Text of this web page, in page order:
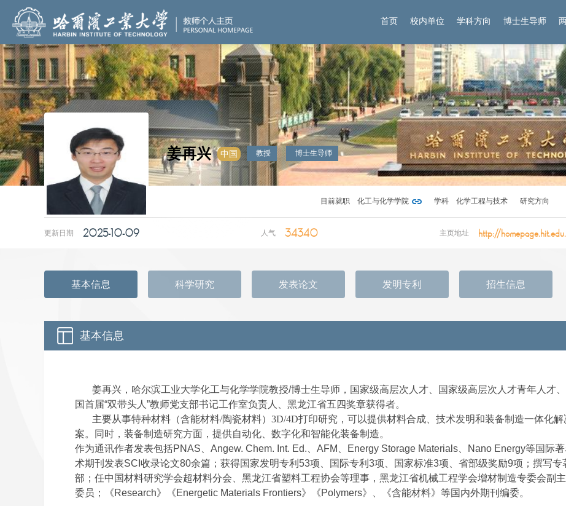
首页 校内单位 学科方向 博士生导师
姜再兴 中国 教授 博士生导师
目前就职 化工与化学学院 学科 化学工程与技术 研究方向
更新日期 2025-10-09 人气 34340 主页地址 http://
基本信息 科学研究 发表论文 发明专利 招生信息
基本信息
姜再兴，哈尔滨工业大学化工与化学学院教授/博士生导师，国家级高层次人才、国家级高层次人才青年人才
国首届“双带头人”教师党支部书记工作室负责人、黑龙江省五四奖章获得者。
主要从事特种材料（含能材料/陶瓷材料） 3D/4D打印研究，可以提供材料合成、技术发明和装备制造一体化解
案。同时，装备制造研究方面，提供自动化、数字化和智能化装备制造。
作为通讯作者发表包括PNAS、Angew. Chem. Int. Ed.、AFM、Energy Storage Materials、Nano Energy等国际
术期刊发表SCI收录论文80余篇；获得国家发明专利53项、国际专利3项、国家标准3项、省部级奖励9项；撰写专
部；任中国材料研究学会超材料分会、黑龙江省塑料工程协会等理事，黑龙江省机械工程学会增材制造专委会副
委员；《Research》《Energetic Materials Frontiers》《Polymers》、《含能材料》等国内外期刊编委。